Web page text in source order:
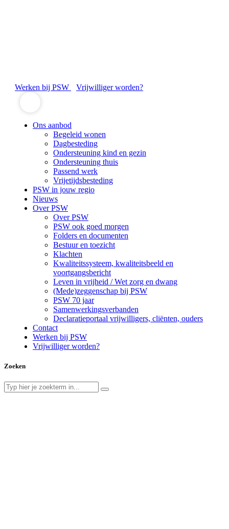
Werken bij PSW Vrijwilliger worden?
Ons aanbod
Begeleid wonen
Dagbesteding
Ondersteuning kind en gezin
Ondersteuning thuis
Passend werk
Vrijetijdsbesteding
PSW in jouw regio
Nieuws
Over PSW
Over PSW
PSW ook goed morgen
Folders en documenten
Bestuur en toezicht
Klachten
Kwaliteitssysteem, kwaliteitsbeeld en
voortgangsbericht
Leven in vrijheid / Wet zorg en dwang
(Mede)zeggenschap bij PSW
PSW 70 jaar
Samenwerkingsverbanden
Declaratieportaal vrijwilligers, cliënten, ouders
Contact
Werken bij PSW
Vrijwilliger worden?
Zoeken